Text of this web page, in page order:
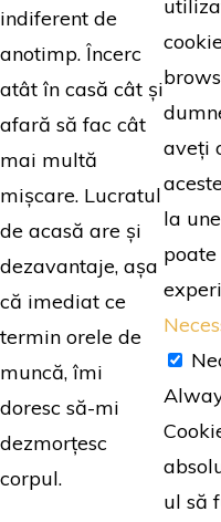
indiferent de
anotimp. Încerc
atât în casă cât și
afară să fac cât
mai multă
mișcare. Lucratul
de acasă are și
dezavantaje, așa
că imediat ce
termin orele de
muncă, îmi
doresc să-mi
dezmorțesc
corpul.
aveți
la
ul să